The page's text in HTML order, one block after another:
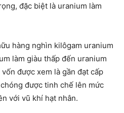
đặc biệt là uranium làm
hàng nghìn kilôgam uranium
làm giàu thấp đến uranium
được xem là gần đạt cấp
được tinh chế lên mức
với vũ khí hạt nhân.